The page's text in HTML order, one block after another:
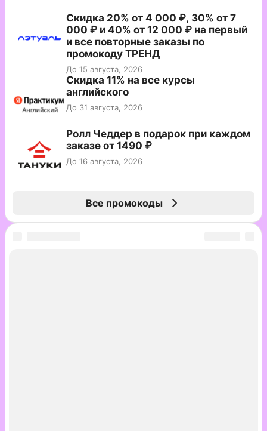
Скидка 20% от 4 000 ₽, 30% от 7
000 ₽ и 40% от 12 000 ₽ на первый
и все повторные заказы по
промокоду ТРЕНД
До 15 августа, 2026
Скидка 11% на все курсы
английского
До 31 августа, 2026
Ролл Чеддер в подарок при каждом
заказе от 1490 ₽
До 16 августа, 2026
Все промокоды